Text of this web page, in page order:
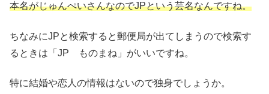
本名がじゅんぺいさんなのでJPという芸名なんですね。
ちなみにJPと検索すると郵便局が出てしまうので検索す
るときは「JP ものまね」がいいですね。
特に結婚や恋人の情報はないので独身でしょうか。